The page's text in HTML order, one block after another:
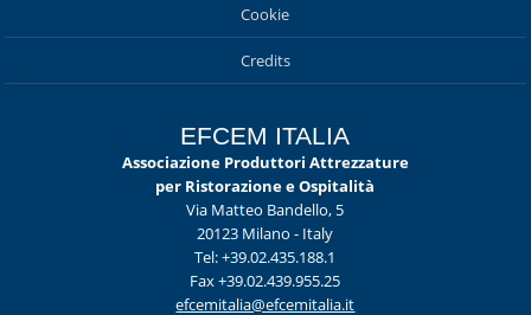
Cookie
Credits
EFCEM ITALIA
Associazione Produttori Attrezzature
per Ristorazione e Ospitalità
Via Matteo Bandello, 5
20123 Milano - Italy
Tel: +39.02.435.188.1
Fax +39.02.439.955.25
efcemitalia@efcemitalia.it